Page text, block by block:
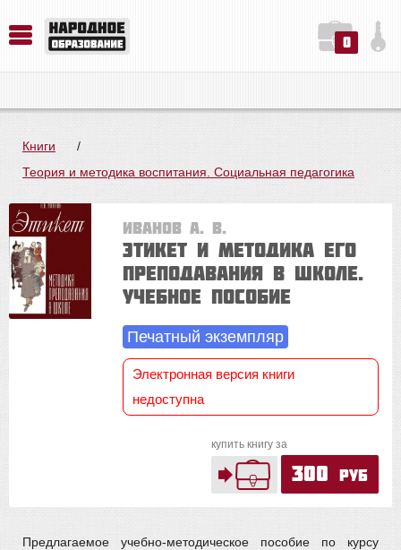
0
Книги
/
Теория и методика воспитания. Социальная педагогика
Иванов А. В.
Этикет и методика его
преподавания в школе.
Учебное пособие
Печатный экземпляр
Электронная версия книги
недоступна
купить книгу за
300 руб
Предлагаемое учебно-методическое пособие по курсу